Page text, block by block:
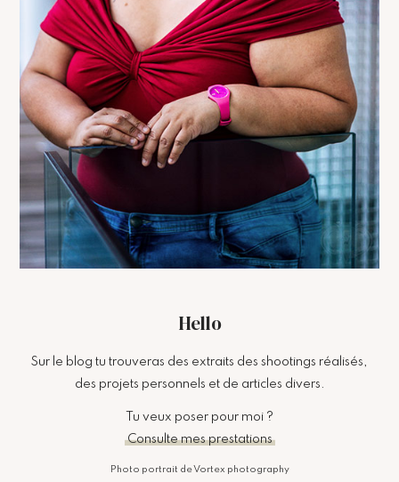
Hello
Sur le blog tu trouveras des extraits des shootings réalisés,
des projets personnels et de articles divers.
Tu veux poser pour moi ?
Consulte mes prestations
Photo portrait de Vortex photography